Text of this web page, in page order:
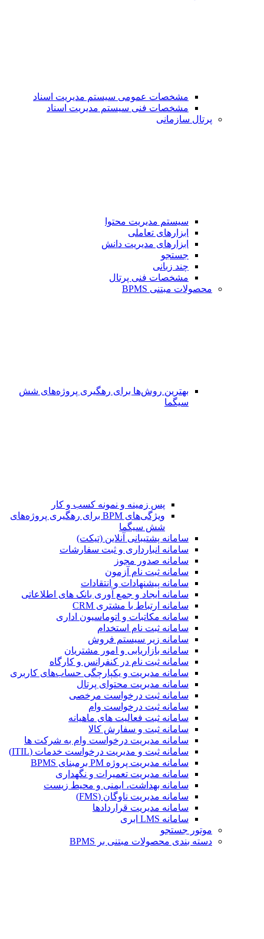
مشخصات عمومی سیستم مدیریت اسناد
مشخصات فنی سیستم مدیریت اسناد
پرتال سازمانی
سیستم مدیریت محتوا
ابزارهای تعاملی
ابزارهای مدیریت دانش
جستجو
چند زبانی
مشخصات فنی پرتال
محصولات مبتنی BPMS
بهترین روش‌ها برای رهگیری پروژه‌های شش
سیگما
پس زمینه و نمونه کسب و کار
ویژگی‌های BPM برای رهگیری پروژه‌های
شش سیگما
سامانه پشتیبانی آنلاین (تیکت)
سامانه انبارداری و ثبت سفارشات
سامانه صدور مجوز
سامانه ثبت نام آزمون
سامانه پیشنهادات و انتقادات
سامانه ایجاد و جمع آوری بانک‌ های اطلاعاتی
سامانه ارتباط با مشتری CRM
سامانه مکاتبات و اتوماسیون اداری
سامانه ثبت نام استخدام
سامانه زیر سیستم فروش
سامانه بازاریابی و امور مشتریان
سامانه ثبت نام در کنفرانس و کارگاه
سامانه مدیریت و یکپارچگی حساب‌های کاربری
سامانه مدیریت محتوای پرتال
سامانه ثبت درخواست مرخصی
سامانه ثبت درخواست وام
سامانه ثبت فعالیت های ماهیانه
سامانه ثبت و سفارش کالا
سامانه مدیریت درخواست وام به شرکت ها
سامانه ثبت و مدیریت درخواست خدمات (ITIL)
سامانه مدیریت پروژه PM برمبنای BPMS
سامانه مدیریت تعمیرات و نگهداری
سامانه بهداشت، ایمنی و محیط زیست
سامانه مدیریت ناوگان (FMS)
سامانه مدیریت قراردادها
سامانه LMS ابری
موتور جستجو
دسته بندی محصولات مبتنی بر BPMS